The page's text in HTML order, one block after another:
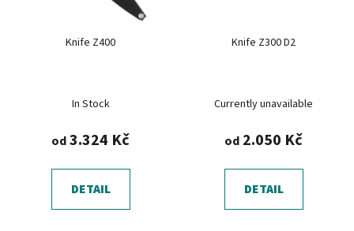
Knife Z400
In Stock
od3.324 Kč
DETAIL
Knife Z300 D2
Currently unavailable
od 2.050 Kč
DETAIL